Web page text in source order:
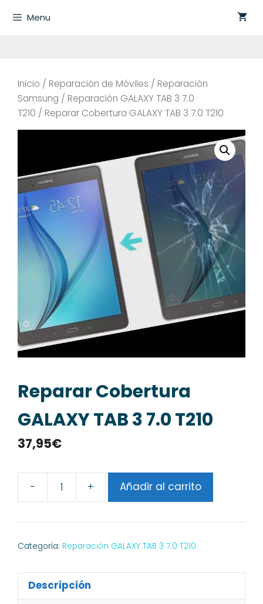
Menu
Inicio / Reparación de Móviles / Reparación
Samsung / Reparación GALAXY TAB 3 7.0
T210 / Reparar Cobertura GALAXY TAB 3 7.0 T210
Reparar Cobertura
GALAXY TAB 3 7.0 T210
37,95€
-
Reparar
GALAXY
TAB
+ Añadir al carrito
Categoría: Reparación GALAXY TAB 3 7.0 T210
Descripción